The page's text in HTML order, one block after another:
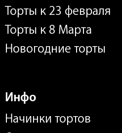
Торты к 23 февраля
Торты к 8 Марта
Новогодние торты
Инфо
Начинки тортов